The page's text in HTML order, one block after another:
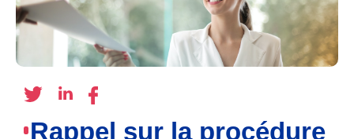
Rappel sur la procédure